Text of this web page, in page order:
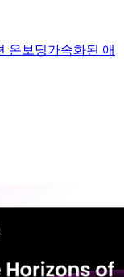
온보딩가속화된 애